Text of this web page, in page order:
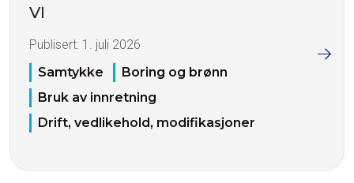
VI
Publisert: 1. juli 2026
Samtykke
Boring og brønn
Bruk av innretning
Drift, vedlikehold, modifikasjoner